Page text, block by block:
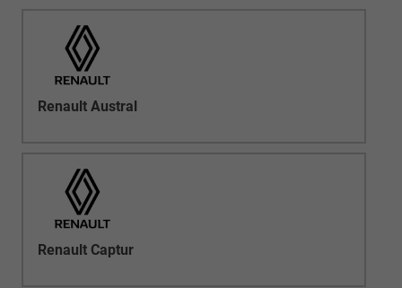
Renault Austral
Renault Captur